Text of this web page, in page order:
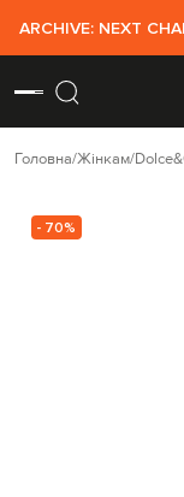
ARCHIVE: NEXT
Головна Жінкам
- 70%